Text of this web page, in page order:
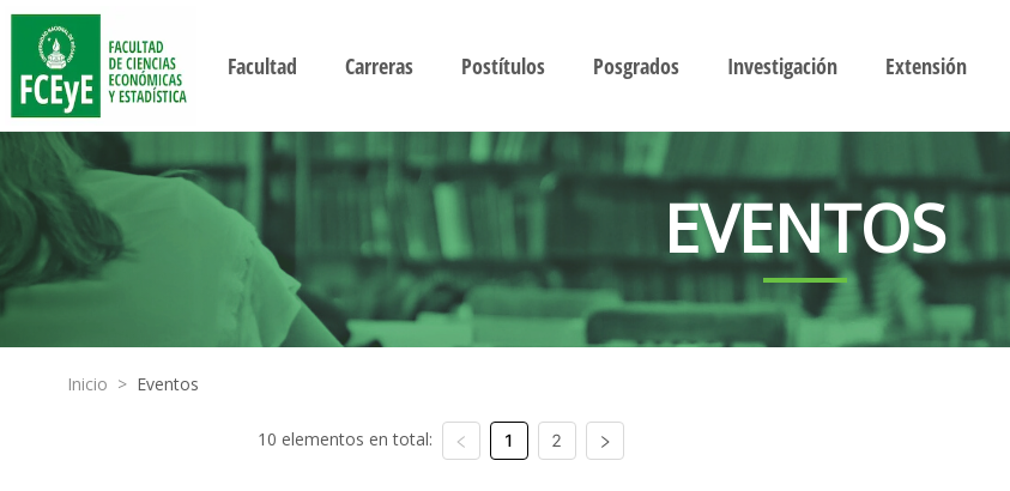
Facultad Carreras Postítulos Posgrados Investigación Extensión
EVENTOS
Inicio > Eventos
10 elementos en total: 1 2